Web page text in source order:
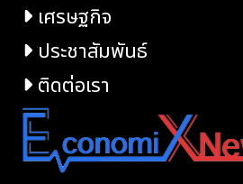
เศรษฐกิจ
ประชาสัมพันธ์
ติดต่อเรา